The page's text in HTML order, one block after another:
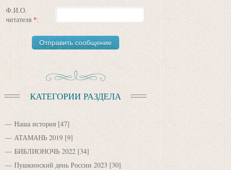
Ф.И.О.
читателя *:
КАТЕГОРИИ РАЗДЕЛА
Наша история [47]
АТАМАНЬ 2019 [9]
БИБЛИОНОЧЬ 2022 [34]
Пушкинский день России 2023 [30]